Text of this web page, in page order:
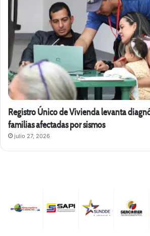
Registro Único de Vivienda levanta
familias afectadas por sismos
julio 27, 2026